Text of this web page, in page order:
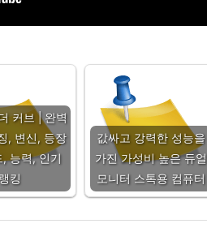
커브 | 완벽
, 변신, 등장
, 능력, 인기
랭킹
값싸고 강력한 성능을
가진 가성비 높은 듀얼
모니터 스톡용 컴퓨터